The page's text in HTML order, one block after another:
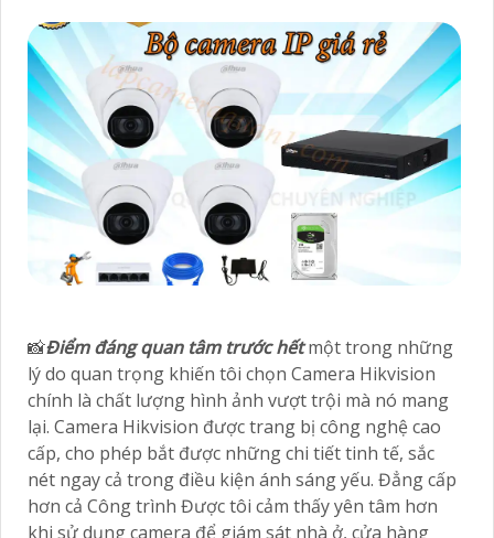
📸Điểm đáng quan tâm trước hếtmột trong những
lý do quan trọng khiến tôi chọn Camera Hikvision
chính là chất lượng hình ảnh vượt trội mà nó mang
lại. Camera Hikvision được trang bị công nghệ cao
cấp, cho phép bắt được những chi tiết tinh tế, sắc
nét ngay cả trong điều kiện ánh sáng yếu. Đẳng cấp
hơn cả Công trình Được tôi cảm thấy yên tâm hơn
khi sử dụng camera để giám sát nhà ở, cửa hàng